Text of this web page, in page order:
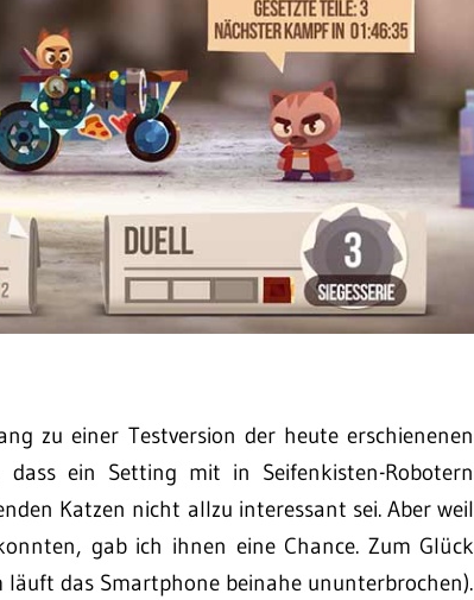
zu einer Testversion der heute erschienenen
ein Setting mit in Seifenkisten-Robotern
Katzen nicht allzu interessant sei. Aber weil
gab ich ihnen eine Chance. Zum Glück
läuft das Smartphone beinahe ununterbrochen).